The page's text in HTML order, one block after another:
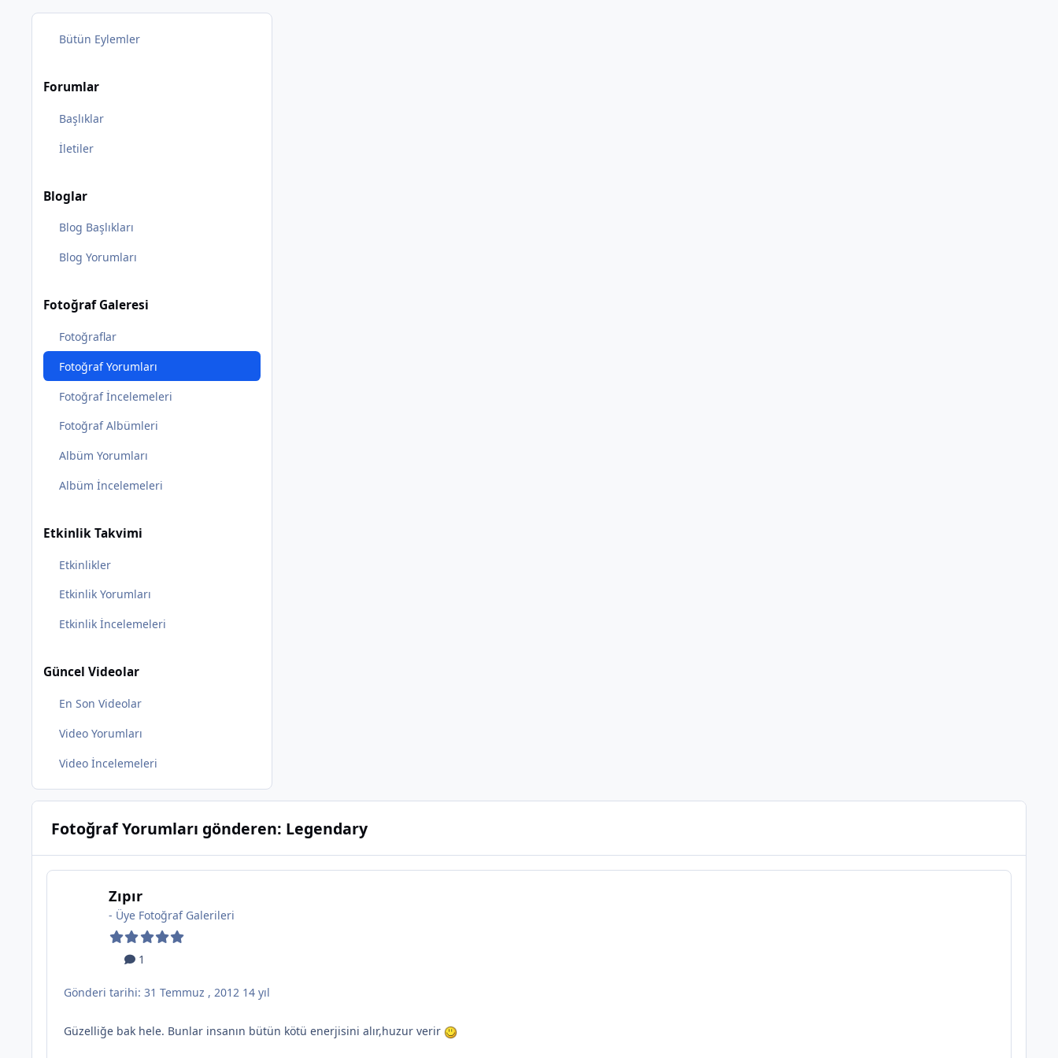
Bütün Eylemler
Forumlar
Başlıklar
İletiler
Bloglar
Blog Başlıkları
Blog Yorumları
Fotoğraf Galeresi
Fotoğraflar
Fotoğraf Yorumları
Fotoğraf İncelemeleri
Fotoğraf Albümleri
Albüm Yorumları
Albüm İncelemeleri
Etkinlik Takvimi
Etkinlikler
Etkinlik Yorumları
Etkinlik İncelemeleri
Güncel Videolar
En Son Videolar
Video Yorumları
Video İncelemeleri
Fotoğraf Yorumları gönderen: Legendary
Zıpır
- Üye Fotoğraf Galerileri
1
Gönderi tarihi:31 Temmuz , 2012 14 yıl
Güzelliğe bak hele. Bunlar insanın bütün kötü enerjisini alır,huzur verir